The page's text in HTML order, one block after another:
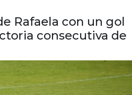
Rafaela con un gol
consecutiva de